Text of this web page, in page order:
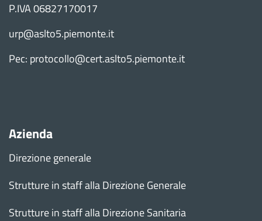
P.IVA 06827170017
urp@aslto5.piemonte.it
Pec: protocollo@cert.aslto5.piemonte.it
Azienda
Direzione generale
Strutture in staff alla Direzione Generale
Strutture in staff alla Direzione Sanitaria